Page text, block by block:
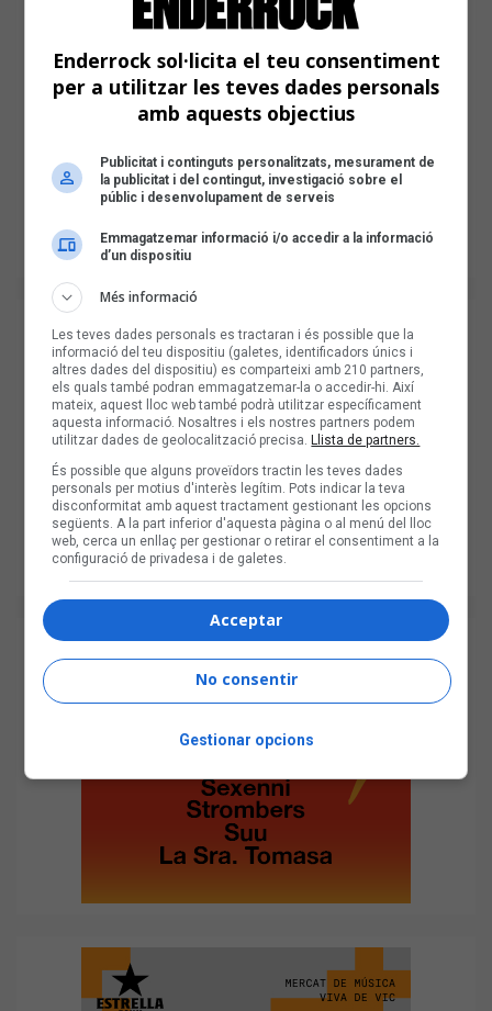
Enderrock sol·licita el teu consentiment
per a utilitzar les teves dades personals
amb aquests objectius
Publicitat i continguts personalitzats, mesurament de
la publicitat i del contingut, investigació sobre el
públic i desenvolupament de serveis
Emmagatzemar informació i/o accedir a la informació
d’un dispositiu
Més informació
Les teves dades personals es tractaran i és possible que la
informació del teu dispositiu (galetes, identificadors únics i
altres dades del dispositiu) es comparteixi amb 210 partners,
els quals també podran emmagatzemar-la o accedir-hi. Així
mateix, aquest lloc web també podrà utilitzar específicament
aquesta informació. Nosaltres i els nostres partners podem
utilitzar dades de geolocalització precisa. Llista de partners.
És possible que alguns proveïdors tractin les teves dades
personals per motius d'interès legítim. Pots indicar la teva
disconformitat amb aquest tractament gestionant les opcions
següents. A la part inferior d'aquesta pàgina o al menú del lloc
web, cerca un enllaç per gestionar o retirar el consentiment a la
configuració de privadesa i de galetes.
Acceptar
No consentir
Gestionar opcions